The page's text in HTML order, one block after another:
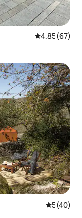
平均评分
4.85 (67)
平均评分
5 (40)